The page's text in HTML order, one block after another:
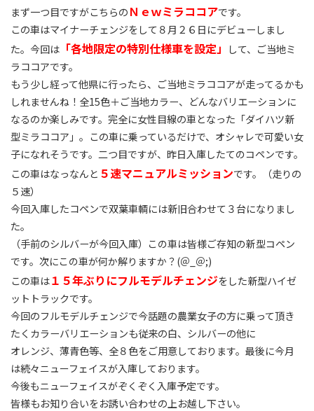
まず一つ目ですがこちらの Ｎｅｗミラココアです。
この車はマイナーチェンジをして８月２６日にデビューしまし
た。今回は 「各地限定の特別仕様車を設定」
して、ご当地ミ
ラココアです。
もう少し経って他県に行ったら、ご当地ミラココアが走ってるかも
しれませんね！全15色＋ご当地カラー、どんなバリエーションに
なるのか楽しみです。完全に女性目線の車となった「ダイハツ新
型ミラココア」。この車に乗っているだけで、オシャレで可愛い女
子になれそうです。 二つ目ですが、昨日入庫したてのコペンです。
この車はなっなんと ５速マニュアルミッションです。（走りの
５速）
今回入庫したコペンで双葉車輌には新旧合わせて３台になりまし
た。
（手前のシルバーが今回入庫） この車は皆様ご存知の新型コペン
です。 次にこの車が何か解りますか？(＠_＠;)
この車は１５年ぶりにフルモデルチェンジをした新型ハイゼ
ットトラックです。
今回のフルモデルチェンジで今話題の農業女子の方に乗って頂き
たくカラーバリエーションも従来の白、シルバーの他に
オレンジ、薄青色等、全８色をご用意しております。 最後に今月
は続々ニューフェイスが入庫しております。
今後もニューフェイスがぞくぞく入庫予定です。
皆様もお知り合いをお誘い合わせの上お越し下さい。